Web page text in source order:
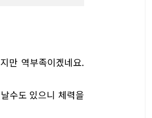
만 역부족이겠네요.
수도 있으니 체력을